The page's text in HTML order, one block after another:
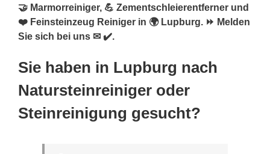
🤝 Marmorreiniger, 💪 Zementschleierentferner und
❤️ Feinsteinzeug Reiniger in 🌍 Lupburg. ⏩ Melden
Sie sich bei uns ✉ ✔️.
Sie haben in Lupburg nach
Natursteinreiniger oder
Steinreinigung gesucht?